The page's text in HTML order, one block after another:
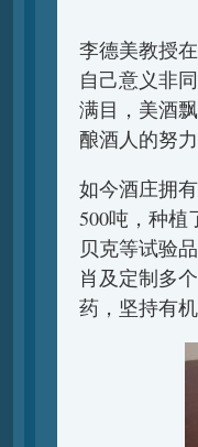
李德美教授
自己意义非
满目，美酒
酿酒人的努
如今酒庄拥
500吨，种植
贝克等试验
肖及定制多
药，坚持有